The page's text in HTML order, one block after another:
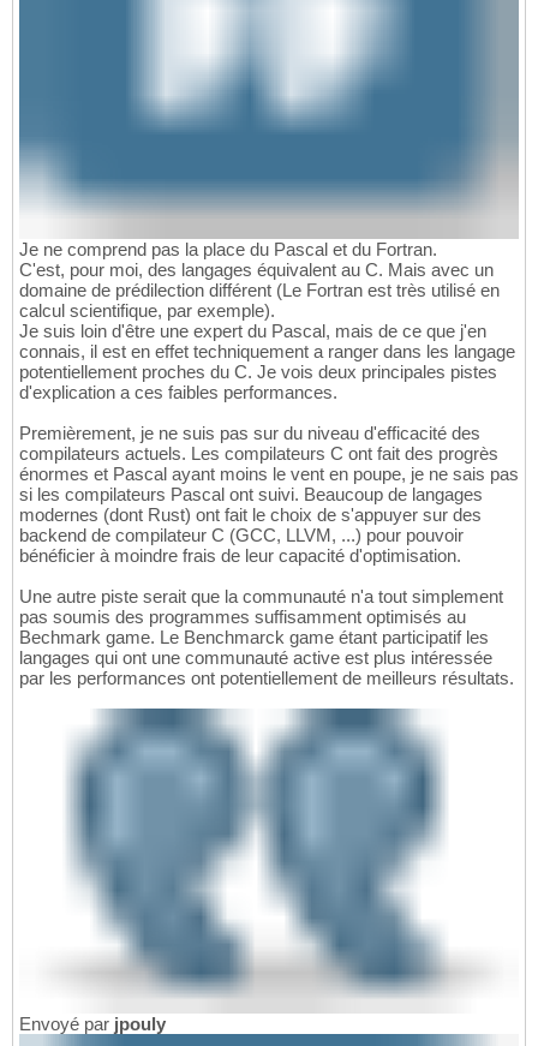
Je ne comprend pas la place du Pascal et du Fortran.
C'est, pour moi, des langages équivalent au C. Mais avec un
domaine de prédilection différent (Le Fortran est très utilisé en
calcul scientifique, par exemple).
Je suis loin d'être une expert du Pascal, mais de ce que j'en
connais, il est en effet techniquement a ranger dans les langage
potentiellement proches du C. Je vois deux principales pistes
d'explication a ces faibles performances.
Premièrement, je ne suis pas sur du niveau d'efficacité des
compilateurs actuels. Les compilateurs C ont fait des progrès
énormes et Pascal ayant moins le vent en poupe, je ne sais pas
si les compilateurs Pascal ont suivi. Beaucoup de langages
modernes (dont Rust) ont fait le choix de s'appuyer sur des
backend de compilateur C (GCC, LLVM, ...) pour pouvoir
bénéficier à moindre frais de leur capacité d'optimisation.
Une autre piste serait que la communauté n'a tout simplement
pas soumis des programmes suffisamment optimisés au
Bechmark game. Le Benchmarck game étant participatif les
langages qui ont une communauté active est plus intéressée
par les performances ont potentiellement de meilleurs résultats.
Envoyé par jpouly